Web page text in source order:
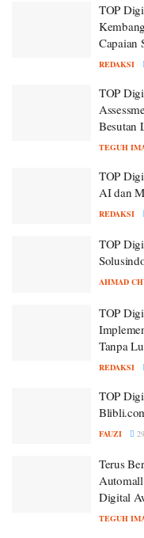
TOP
Capaian
REDAKSI
TOP
Besutan
TEGUH
TOP
AI dan
REDAKSI
TOP
AHMAD
TOP
Tanpa
REDAKSI
TOP
FAUZI
Terus
Automall
Digital
TEGUH